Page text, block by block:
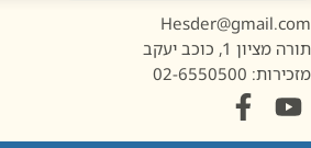
1, כוכב יעקב
02-6550500